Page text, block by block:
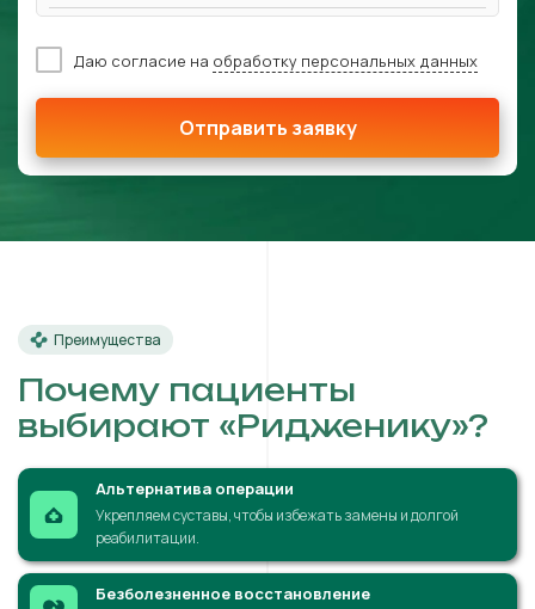
Даю согласие на обработку персональных данных
Отправить заявку
Преимущества
Почему пациенты
выбирают «Ридженику»?
Альтернатива операции
Укрепляем суставы, чтобы избежать замены и долгой
реабилитации.
Безболезненное восстановление